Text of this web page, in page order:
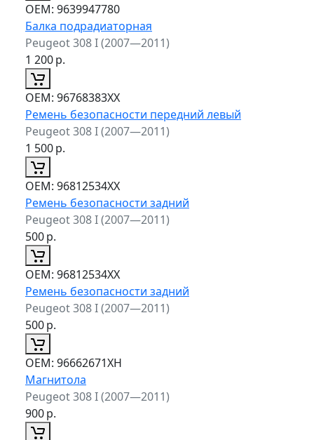
ОЕМ: 9639947780
Балка подрадиаторная
Peugeot 308 I (2007—2011)
1 200р.
ОЕМ: 96768383XX
Ремень безопасности передний левый
Peugeot 308 I (2007—2011)
1 500р.
ОЕМ: 96812534XX
Ремень безопасности задний
Peugeot 308 I (2007—2011)
500р.
ОЕМ: 96812534XX
Ремень безопасности задний
Peugeot 308 I (2007—2011)
500р.
ОЕМ: 96662671XH
Магнитола
Peugeot 308 I (2007—2011)
900р.